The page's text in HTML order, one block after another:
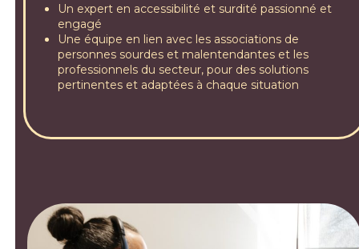
Un expert en accessibilité et surdité passionné et
engagé
Une équipe en lien avec les associations de
personnes sourdes et malentendantes et les
professionnels du secteur, pour des solutions
pertinentes et adaptées à chaque situation